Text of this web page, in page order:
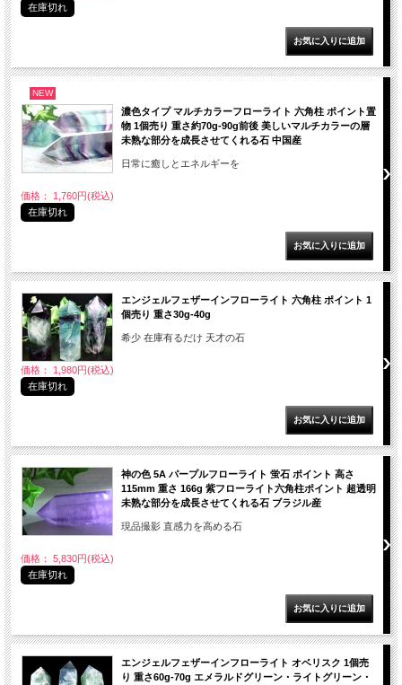
在庫切れ
NEW
濃色タイプ マルチカラーフローライト 六角柱 ポイント置
物 1個売り 重さ約70g-90g前後 美しいマルチカラーの層
未熟な部分を成長させてくれる石 中国産
日常に癒しとエネルギーを
価格： 1,760円(税込)
在庫切れ
エンジェルフェザーインフローライト 六角柱 ポイント 1
個売り 重さ30g-40g
希少 在庫有るだけ 天才の石
価格： 1,980円(税込)
在庫切れ
神の色 5A パープルフローライト 蛍石 ポイント 高さ
115mm 重さ 166g 紫フローライト六角柱ポイント 超透明
未熟な部分を成長させてくれる石 ブラジル産
現品撮影 直感力を高める石
価格： 5,830円(税込)
在庫切れ
エンジェルフェザーインフローライト オベリスク 1個売
り 重さ60g-70g エメラルドグリーン・ライトグリーン・